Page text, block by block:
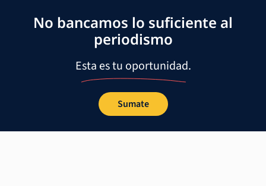
No bancamos lo suficiente al
periodismo
Esta es tu oportunidad.
Sumate